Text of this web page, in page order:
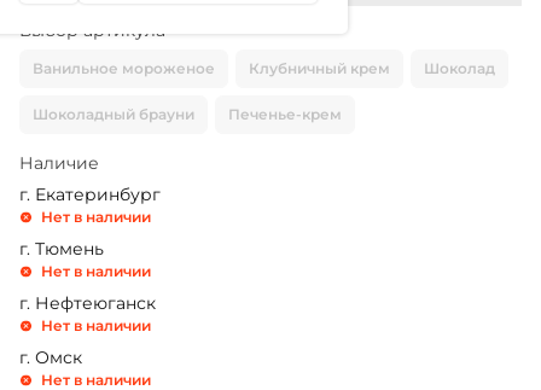
Выбор артикула
Ванильное мороженое Клубничный крем Шоколад
Шоколадный брауни Печенье-крем
Наличие
г. Екатеринбург
Нет в наличии
г. Тюмень
Нет в наличии
г. Нефтеюганск
Нет в наличии
г. Омск
Нет в наличии